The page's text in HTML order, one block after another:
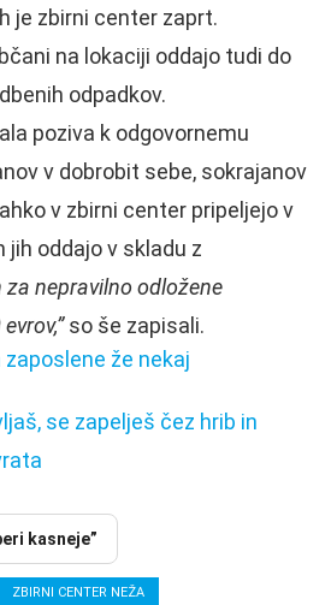
je zbirni center zaprt.
na lokaciji oddajo tudi do
odpadkov.
poziva k odgovornemu
v dobrobit sebe, sokrajanov
v zbirni center pripeljejo v
oddajo v skladu z
za nepravilno odložene
so še zapisali.
že nekaj
se zapelješ čez hrib in
kasneje”
ZBIRNI CENTER NEŽA